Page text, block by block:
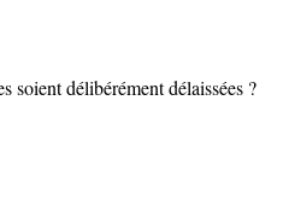
soient délibérément délaissées ?